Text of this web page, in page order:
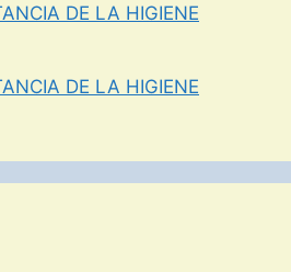
DE LA HIGIENE
DE LA HIGIENE